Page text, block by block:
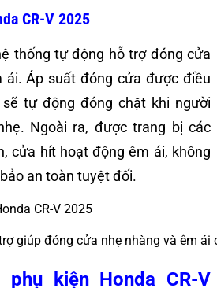
CR-V 2025
thống tự động hỗ trợ đóng cửa
ái. Áp suất đóng cửa được điều
tự động đóng chặt khi người
Ngoài ra, được trang bị các
cửa hít hoạt động êm ái, không
an toàn tuyệt đối.
giúp đóng cửa nhẹ nhàng và êm ái
kiện Honda CR-V